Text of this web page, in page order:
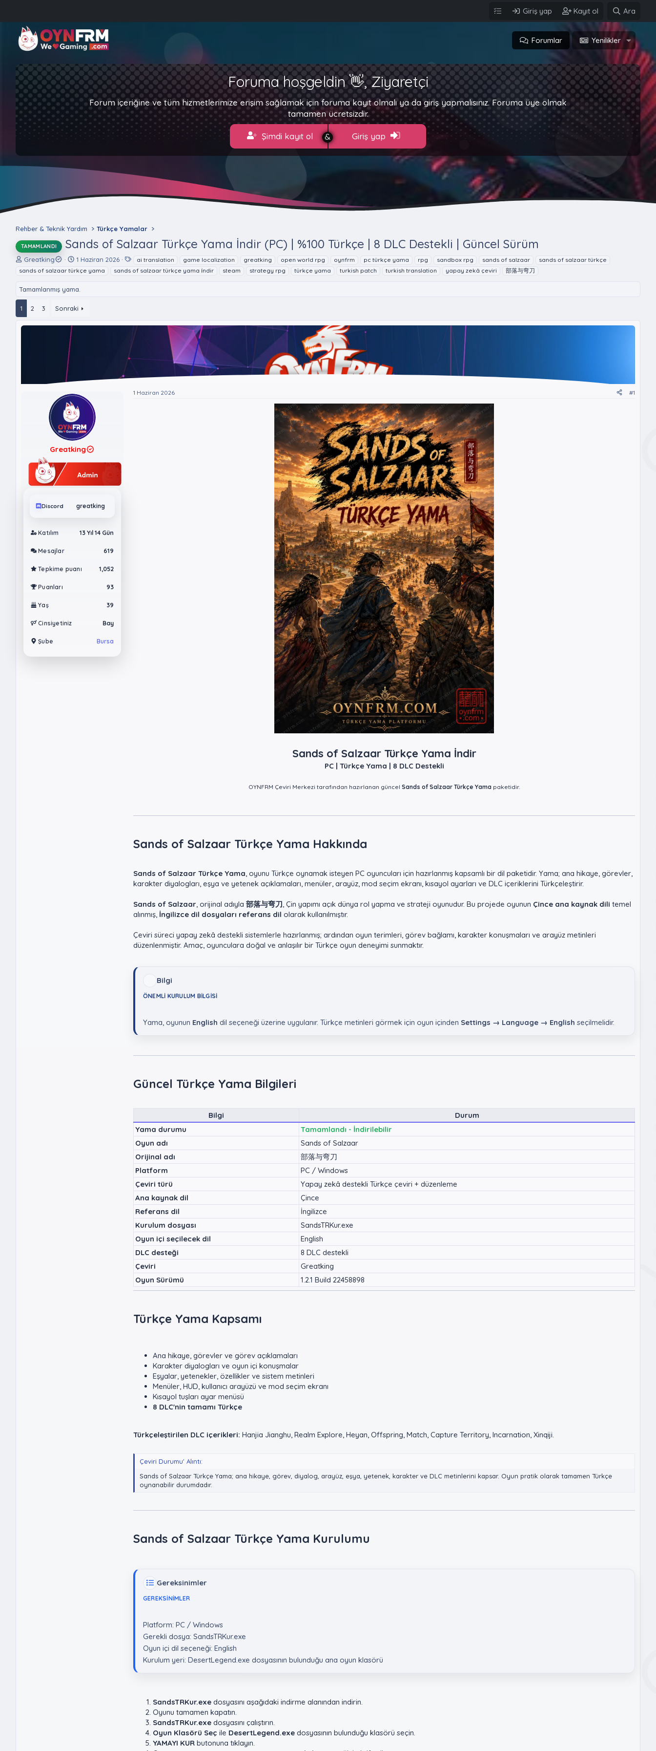
Giriş yap Kayıt ol Ara
Forumlar Yenilikler
Foruma hoşgeldin 👋, Ziyaretçi
Forum içeriğine ve tüm hizmetlerimize erişim sağlamak için foruma kayıt olmalı ya da giriş yapmalısınız. Foruma üye olmak
tamamen ücretsizdir.
Şimdi kayıt ol Giriş yap
Rehber & Teknik Yardım Türkçe Yamalar
TAMAMLANDI Sands of Salzaar Türkçe Yama İndir (PC) | %100 Türkçe | 8 DLC Destekli | Güncel Sürüm
K
y
a
Greatking
B
a
a
g
ı
i
1 Haziran 2026
e
ai translation game localization greatking open world rpg oynfrm pc türkçe yama rpg sandbox rpg sands of salzaar
sands of salzaar türkçe
sands of salzaar türkçe yama
sands of salzaar türkçe yama i̇ndir steam strategy rpg türkçe yama turkish patch turkish translation yapay zekâ çeviri 部落与弯刀
Tamamlanmış yama.
1 2 3 Sonraki
Greatking
Discord greatking
Katılım 13 Yıl 14 Gün
Mesajlar 619
Tepkime puanı 1,052
Puanları 93
Yaş 39
Cinsiyetiniz Bay
Şube Bursa
1 Haziran 2026 #1
Sands of Salzaar Türkçe Yama İndir
PC | Türkçe Yama | 8 DLC Destekli
OYNFRM Çeviri Merkezi tarafından hazırlanan güncel Sands of Salzaar Türkçe Yama paketidir.
Sands of Salzaar Türkçe Yama Hakkında​
Sands of Salzaar Türkçe Yama , oyunu Türkçe oynamak isteyen PC oyuncuları için hazırlanmış kapsamlı bir dil paketidir. Yama; ana hikaye, görevler,
karakter diyalogları, eşya ve yetenek açıklamaları, menüler, arayüz, mod seçim ekranı, kısayol ayarları ve DLC içeriklerini Türkçeleştirir.
Sands of Salzaar , orijinal adıyla 部落与弯刀 , Çin yapımı açık dünya rol yapma ve strateji oyunudur. Bu projede oyunun Çince ana kaynak dili temel
alınmış, İngilizce dil dosyaları referans dil olarak kullanılmıştır.
Çeviri süreci yapay zekâ destekli sistemlerle hazırlanmış; ardından oyun terimleri, görev bağlamı, karakter konuşmaları ve arayüz metinleri
düzenlenmiştir. Amaç, oyunculara doğal ve anlaşılır bir Türkçe oyun deneyimi sunmaktır.
Bilgi
ÖNEMLI KURULUM BILGISI
Yama, oyunun English dil seçeneği üzerine uygulanır. Türkçe metinleri görmek için oyun içinden Settings → Language → English seçilmelidir.
Güncel Türkçe Yama Bilgileri​
Bilgi
Durum
Yama durumu
Tamamlandı - İndirilebilir
Oyun adı
Sands of Salzaar
Orijinal adı
部落与弯刀
Platform
PC / Windows
Çeviri türü
Yapay zekâ destekli Türkçe çeviri + düzenleme
Ana kaynak dil
Çince
Referans dil
İngilizce
Kurulum dosyası
SandsTRKur.exe
Oyun içi seçilecek dil
English
DLC desteği
8 DLC destekli
Çeviri
Greatking
Oyun Sürümü
1.2.1 Build 22458898
Türkçe Yama Kapsamı​
Ana hikaye, görevler ve görev açıklamaları
Karakter diyalogları ve oyun içi konuşmalar
Eşyalar, yetenekler, özellikler ve sistem metinleri
Menüler, HUD, kullanıcı arayüzü ve mod seçim ekranı
Kısayol tuşları ayar menüsü
8 DLC'nin tamamı Türkçe
Türkçeleştirilen DLC içerikleri: Hanjia Jianghu, Realm Explore, Heyan, Offspring, Match, Capture Territory, Incarnation, Xinqiji.
Çeviri Durumu' Alıntı:
Sands of Salzaar Türkçe Yama; ana hikaye, görev, diyalog, arayüz, eşya, yetenek, karakter ve DLC metinlerini kapsar. Oyun pratik olarak tamamen Türkçe
oynanabilir durumdadır.
Sands of Salzaar Türkçe Yama Kurulumu​
Gereksinimler
GEREKSINIMLER
Platform: PC / Windows
Gerekli dosya: SandsTRKur.exe
Oyun içi dil seçeneği: English
Kurulum yeri: DesertLegend.exe dosyasının bulunduğu ana oyun klasörü
SandsTRKur.exe dosyasını aşağıdaki indirme alanından indirin.
Oyunu tamamen kapatın.
SandsTRKur.exe dosyasını çalıştırın.
Oyun Klasörü Seç ile DesertLegend.exe dosyasının bulunduğu klasörü seçin.
YAMAYI KUR butonuna tıklayın.